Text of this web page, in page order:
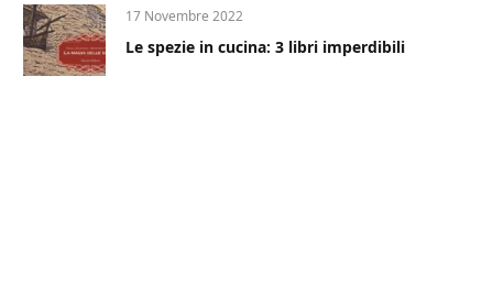
17 Novembre 2022
Le spezie in cucina: 3 libri imperdibili